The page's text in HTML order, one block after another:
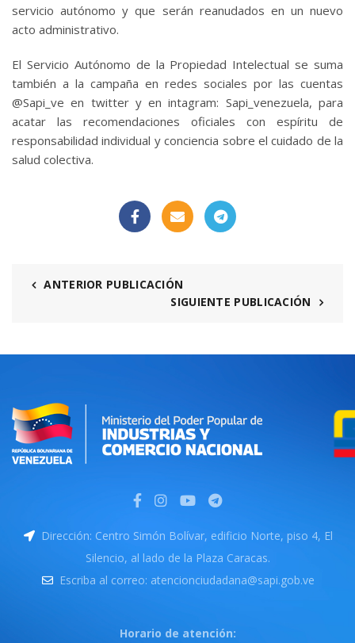
servicio autónomo y que serán reanudados en un nuevo
acto administrativo.
El Servicio Autónomo de la Propiedad Intelectual se suma
también a la campaña en redes sociales por las cuentas
@Sapi_ve en twitter y en intagram: Sapi_venezuela, para
acatar las recomendaciones oficiales con espíritu de
responsabilidad individual y conciencia sobre el cuidado de la
salud colectiva.
ANTERIOR PUBLICACIÓN
SIGUIENTE PUBLICACIÓN
Dirección: Centro Simón Bolívar, edificio Norte, piso 4, El
Silencio, al lado de la Plaza Caracas.
Escriba al correo: atencionciudadana@sapi.gob.ve
Horario de atención: